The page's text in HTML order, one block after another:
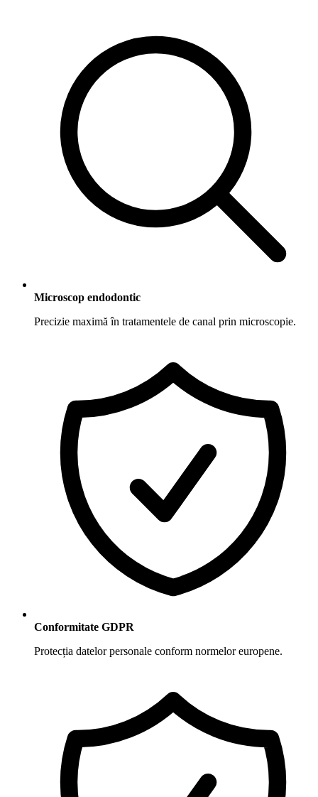
Microscop endodontic
Precizie maximă în tratamentele de canal prin microscopie.
Conformitate GDPR
Protecția datelor personale conform normelor europene.